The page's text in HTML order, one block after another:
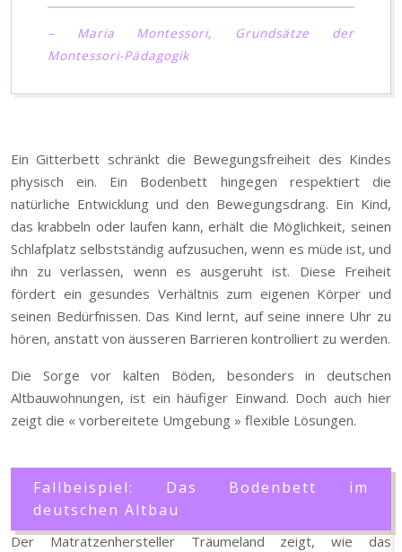
– Maria Montessori, Grundsätze der
Montessori-Pädagogik
Ein Gitterbett schränkt die Bewegungsfreiheit des Kindes
physisch ein. Ein Bodenbett hingegen respektiert die
natürliche Entwicklung und den Bewegungsdrang. Ein Kind,
das krabbeln oder laufen kann, erhält die Möglichkeit, seinen
Schlafplatz selbstständig aufzusuchen, wenn es müde ist, und
ihn zu verlassen, wenn es ausgeruht ist. Diese Freiheit
fördert ein gesundes Verhältnis zum eigenen Körper und
seinen Bedürfnissen. Das Kind lernt, auf seine innere Uhr zu
hören, anstatt von äusseren Barrieren kontrolliert zu werden.
Die Sorge vor kalten Böden, besonders in deutschen
Altbauwohnungen, ist ein häufiger Einwand. Doch auch hier
zeigt die « vorbereitete Umgebung » flexible Lösungen.
Fallbeispiel: Das Bodenbett im
deutschen Altbau
Der Matratzenhersteller Träumeland zeigt, wie das